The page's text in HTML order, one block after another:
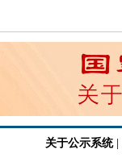
关于公示系统|